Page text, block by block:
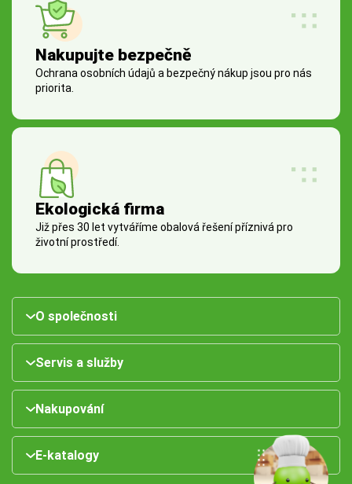
Nakupujte bezpečně
Ochrana osobních údajů a bezpečný nákup jsou pro nás
priorita.
Ekologická firma
Již přes 30 let vytváříme obalová řešení příznivá pro
životní prostředí.
O společnosti
Servis a služby
Nakupování
E-katalogy